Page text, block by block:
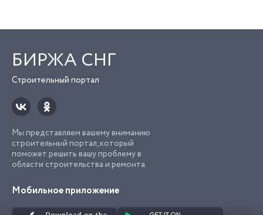
БИРЖА СНГ
Строительный портал
Мы представляем вашему вниманию
строительный портал, который
поможет решить вашу проблему в
области строительства и ремонта.
Мобильное приложение